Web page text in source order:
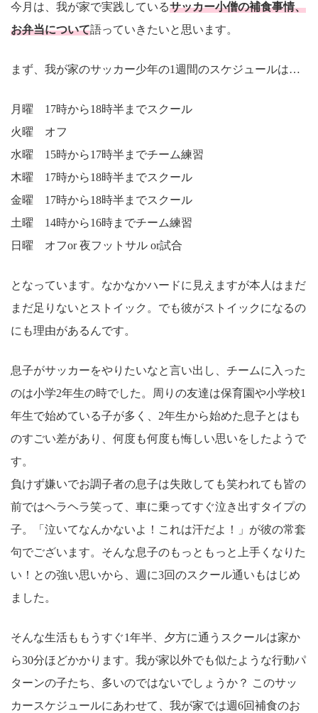
今月は、我が家で実践しているサッカー小僧の補食事情、
お弁当について語っていきたいと思います。
まず、我が家のサッカー少年の1週間のスケジュールは…
月曜 17時から18時半までスクール
火曜 オフ
水曜 15時から17時半までチーム練習
木曜 17時から18時半までスクール
金曜 17時から18時半までスクール
土曜 14時から16時までチーム練習
日曜 オフor 夜フットサル or試合
となっています。なかなかハードに見えますが本人はまだ
まだ足りないとストイック。でも彼がストイックになるの
にも理由があるんです。
息子がサッカーをやりたいなと言い出し、チームに入った
のは小学2年生の時でした。周りの友達は保育園や小学校1
年生で始めている子が多く、2年生から始めた息子とはも
のすごい差があり、何度も何度も悔しい思いをしたようで
す。
負けず嫌いでお調子者の息子は失敗しても笑われても皆の
前ではヘラヘラ笑って、車に乗ってすぐ泣き出すタイプの
子。「泣いてなんかないよ！これは汗だよ！」が彼の常套
句でございます。そんな息子のもっともっと上手くなりた
い！との強い思いから、週に3回のスクール通いもはじめ
ました。
そんな生活ももうすぐ1年半、夕方に通うスクールは家か
ら30分ほどかかります。我が家以外でも似たような行動パ
ターンの子たち、多いのではないでしょうか？ このサッ
カースケジュールにあわせて、我が家では週6回補食のお